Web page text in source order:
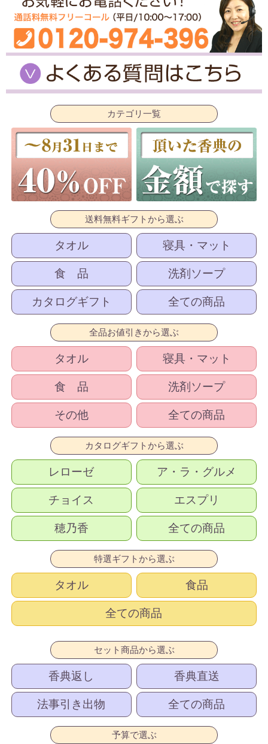
カテゴリ一覧
送料無料ギフトから選ぶ
タオル 寝具・マット
食 品 洗剤ソープ
カタログギフト 全ての商品
全品お値引きから選ぶ
タオル 寝具・マット
食 品 洗剤ソープ
その他 全ての商品
カタログギフトから選ぶ
レローゼ ア・ラ・グルメ
チョイス エスプリ
穂乃香 全ての商品
特選ギフトから選ぶ
タオル 食品
全ての商品
セット商品から選ぶ
香典返し 香典直送
法事引き出物 全ての商品
予算で選ぶ